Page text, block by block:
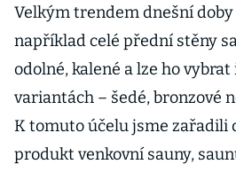
Velkým trendem dnešní
například celé přední stěny
odolné, kalené a lze ho
variantách – šedé, bronzové
K tomuto účelu jsme zařadili
produkt venkovní sauny,